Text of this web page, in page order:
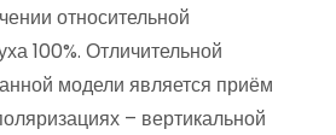
относительной
100%. Отличительной
модели является приём
– вертикальной